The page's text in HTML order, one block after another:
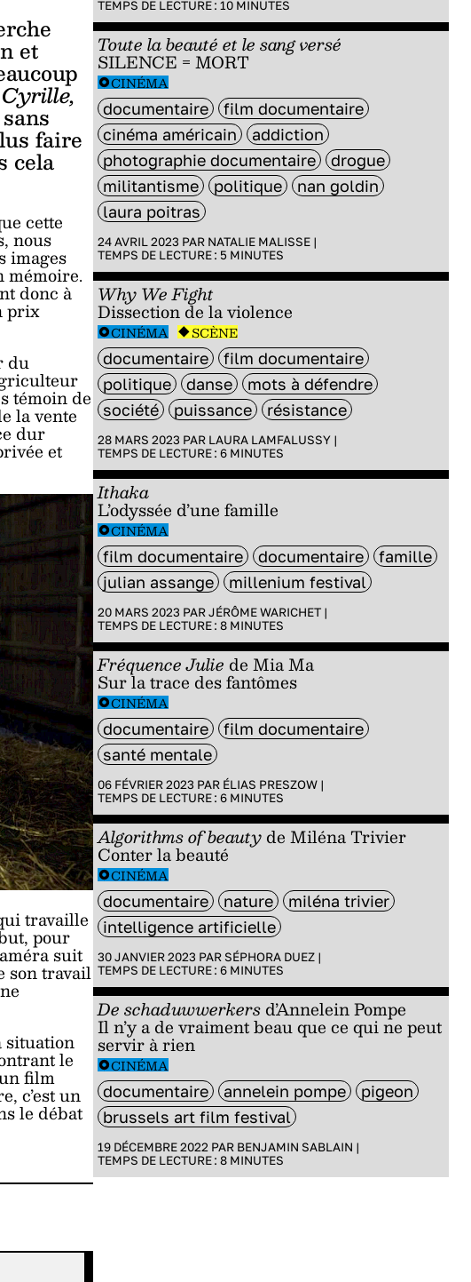
et
Cyrille,
faire
cela
cette
nous
images
mémoire.
donc à
prix
du
témoin de
la vente
dur
et
travaille
pour
suit
son travail
situation
le
film
c’est un
le débat
TEMPS DE LECTURE : 10MINUTES
Toute la beauté et le sang versé
SILENCE = MORT
CINÉMA
documentaire
film documentaire
cinéma américain
addiction
photographie documentaire
drogue
militantisme
politique
nan goldin
laura poitras
24 AVRIL 2023 PAR NATALIE MALISSE|
TEMPS DE LECTURE : 5MINUTES
Why We Fight
Dissection de la violence
CINÉMA SCÈNE
documentaire
film documentaire
politique
danse
mots à défendre
société
puissance résistance
28 MARS 2023 PAR LAURA LAMFALUSSY|
TEMPS DE LECTURE : 6MINUTES
Ithaka
L’odyssée d’une famille
CINÉMA
film documentaire documentaire
famille
julian assange
millenium festival
20 MARS 2023 PARJÉRÔME WARICHET|
TEMPS DE LECTURE : 8MINUTES
Fréquence Julie de Mia Ma
Sur la trace des fantômes
CINÉMA
documentaire
film documentaire
santé mentale
06 FÉVRIER 2023 PAR ÉLIAS PRESZOW|
TEMPS DE LECTURE : 6MINUTES
Algorithms of beautyde Miléna Trivier
Conter la beauté
CINÉMA
documentaire nature
miléna trivier
intelligence artificielle
30 JANVIER 2023 PAR SÉPHORA DUEZ|
TEMPS DE LECTURE : 6MINUTES
De schaduwwerkersd’Annelein Pompe
Il n’y a de vraiment beau que ce qui ne peut
servir à rien
CINÉMA
documentaire annelein pompe
pigeon
brussels art film festival
19 DÉCEMBRE 2022 PAR BENJAMIN SABLAIN |
TEMPS DE LECTURE : 8MINUTES